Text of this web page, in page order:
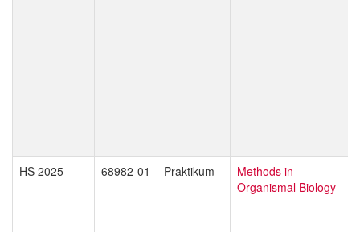
HS 2025 68982-01 Praktikum
Methods in
Organismal Biology